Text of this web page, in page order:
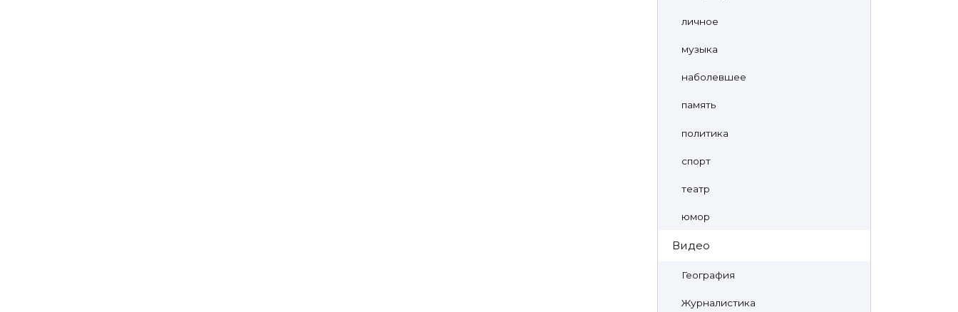
личное
музыка
наболевшее
память
политика
спорт
театр
юмор
Видео
География
Журналистика